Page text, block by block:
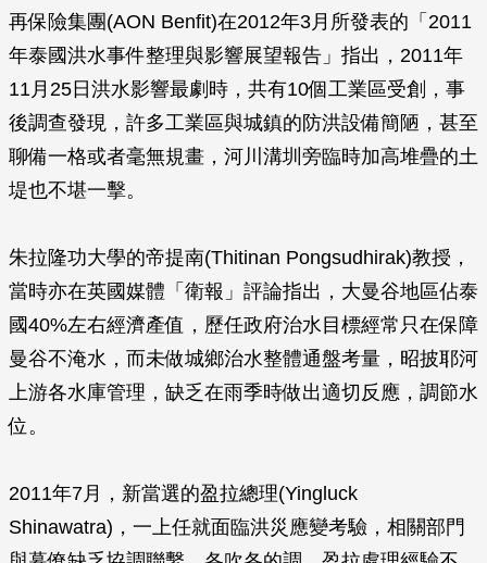
再保險集團(AON Benfit)在2012年3月所發表的「2011
年泰國洪水事件整理與影響展望報告」指出，2011年
11月25日洪水影響最劇時，共有10個工業區受創，事
後調查發現，許多工業區與城鎮的防洪設備簡陋，甚至
聊備一格或者毫無規畫，河川溝圳旁臨時加高堆疊的土
堤也不堪一擊。
朱拉隆功大學的帝提南(Thitinan Pongsudhirak)教授，
當時亦在英國媒體「衛報」評論指出，大曼谷地區佔泰
國40%左右經濟產值，歷任政府治水目標經常只在保障
曼谷不淹水，而未做城鄉治水整體通盤考量，昭披耶河
上游各水庫管理，缺乏在雨季時做出適切反應，調節水
位。
2011年7月，新當選的盈拉總理(Yingluck
Shinawatra)，一上任就面臨洪災應變考驗，相關部門